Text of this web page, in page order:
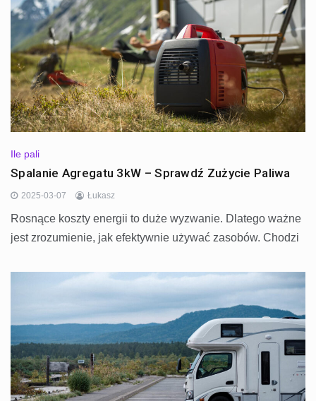
Ile pali
Spalanie Agregatu 3kW – Sprawdź Zużycie Paliwa
2025-03-07 Łukasz
Rosnące koszty energii to duże wyzwanie. Dlatego ważne
jest zrozumienie, jak efektywnie używać zasobów. Chodzi